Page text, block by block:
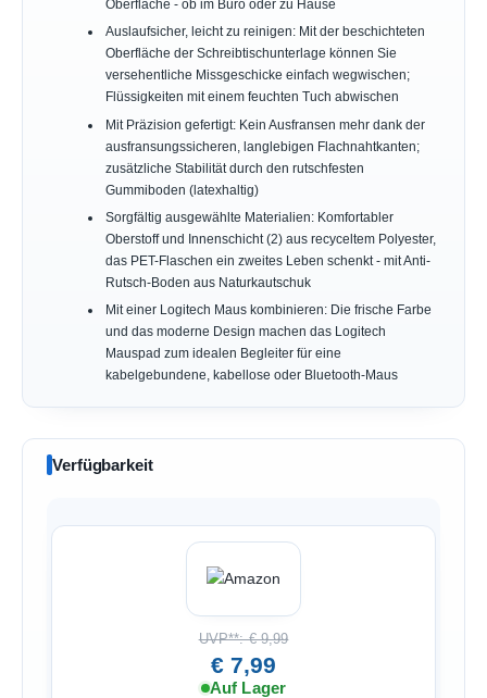
Oberfläche - ob im Büro oder zu Hause
Auslaufsicher, leicht zu reinigen: Mit der beschichteten
Oberfläche der Schreibtischunterlage können Sie
versehentliche Missgeschicke einfach wegwischen;
Flüssigkeiten mit einem feuchten Tuch abwischen
Mit Präzision gefertigt: Kein Ausfransen mehr dank der
ausfransungssicheren, langlebigen Flachnahtkanten;
zusätzliche Stabilität durch den rutschfesten
Gummiboden (latexhaltig)
Sorgfältig ausgewählte Materialien: Komfortabler
Oberstoff und Innenschicht (2) aus recyceltem Polyester,
das PET-Flaschen ein zweites Leben schenkt - mit Anti-
Rutsch-Boden aus Naturkautschuk
Mit einer Logitech Maus kombinieren: Die frische Farbe
und das moderne Design machen das Logitech
Mauspad zum idealen Begleiter für eine
kabelgebundene, kabellose oder Bluetooth-Maus
Verfügbarkeit
UVP**: € 9,99
€ 7,99
Auf Lager